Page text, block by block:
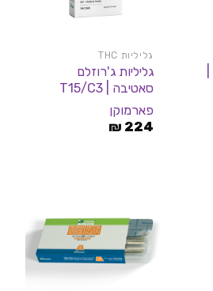
גליליות THC
גליליות ג'רוזלם
סאטיבה | T15/C3
פארמוקן
224
₪